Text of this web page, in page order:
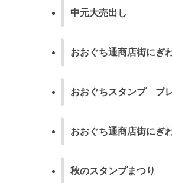
中元大売出し
おおぐち通商店街にぎ
おおぐちスタンプ プ
おおぐち通商店街にぎ
秋のスタンプまつり